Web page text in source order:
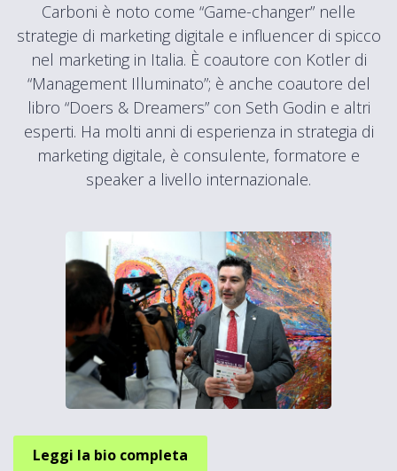
Carboni è noto come “Game-changer” nelle
strategie di marketing digitale e influencer di spicco
nel marketing in Italia. È coautore con Kotler di
“Management Illuminato”; è anche coautore del
libro “Doers & Dreamers” con Seth Godin e altri
esperti. Ha molti anni di esperienza in strategia di
marketing digitale, è consulente, formatore e
speaker a livello internazionale.
Leggi la bio completa